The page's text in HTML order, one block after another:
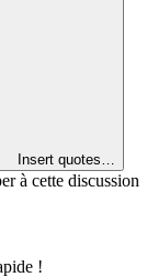
Insert quotes…
à cette discussion
!